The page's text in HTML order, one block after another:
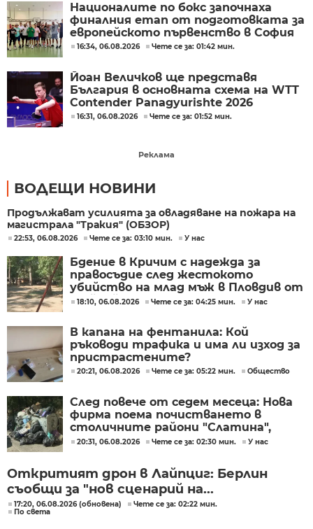
Националите по бокс започнаха
финалния етап от подготовката за
европейското първенство в София
16:34, 06.08.2026 Чете се за: 01:42 мин.
Йоан Величков ще представя
България в основната схема на WTT
Contender Panagyurishte 2026
16:31, 06.08.2026 Чете се за: 01:52 мин.
Реклама
ВОДЕЩИ НОВИНИ
Продължават усилията за овладяване на пожара на
магистрала "Тракия" (ОБЗОР)
22:53, 06.08.2026 Чете се за: 03:10 мин. У нас
Бдение в Кричим с надежда за
правосъдие след жестокото
убийство на млад мъж в Пловдив от
тийнейджъри
18:10, 06.08.2026 Чете се за: 04:25 мин. У нас
В капана на фентанила: Кой
ръководи трафика и има ли изход за
пристрастените?
20:21, 06.08.2026 Чете се за: 05:22 мин. Общество
След повече от седем месеца: Нова
фирма поема почистването в
столичните райони "Слатина",
"Подуяне" и "Изгрев"
20:31, 06.08.2026 Чете се за: 02:30 мин. У нас
Откритият дрон в Лайпциг: Берлин
съобщи за "нов сценарий на...
17:20, 06.08.2026 (обновена)
Чете се за: 02:22 мин.
По света